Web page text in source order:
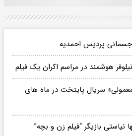
جسمانی پردیس احمدیه
هوشمند در مراسم اکران یک فیلم
سریال پایتخت در ماه های
بازیگر “فیلم زن و بچه”